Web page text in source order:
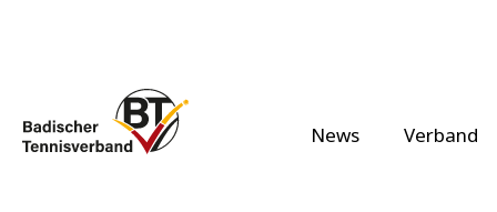
News Verband